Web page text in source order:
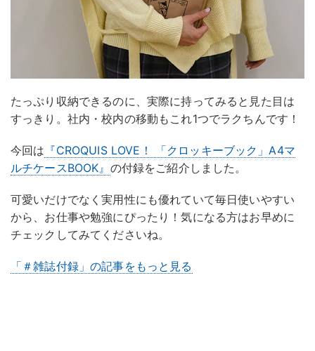
たっぷり収納できるのに、実際に持ってみると見た目は
すっきり。社内・校内の移動もこれ1つでラクちんです！
今回は 『CROQUIS LOVE！ 「クロッキーブック」A4マ
ルチケースBOOK』 の付録をご紹介しました。
可愛いだけでなく実用性にも優れていて毎日使いやすい
から、お仕事や勉強にぴったり！気になる方はお早めに
チェックしてみてくださいね。
「＃雑誌付録」の記事をもっと見る